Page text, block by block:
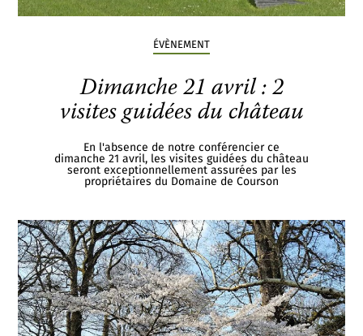
ÉVÈNEMENT
Dimanche 21 avril : 2
visites guidées du château
En l'absence de notre conférencier ce
dimanche 21 avril, les visites guidées du château
seront exceptionnellement assurées par les
propriétaires du Domaine de Courson